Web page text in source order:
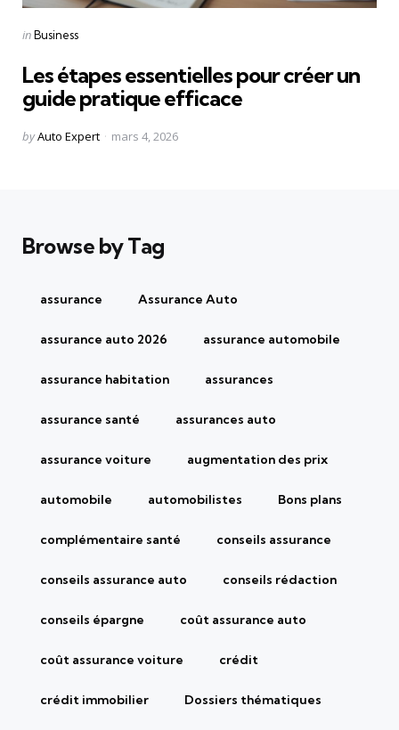
Categories
Posted
inBusiness
Les étapes essentielles pour créer un
guide pratique efficace
Posted
byAuto Expert mars 4, 2026
Browse by Tag
assurance Assurance Auto
assurance auto 2026 assurance automobile
assurance habitation assurances
assurance santé assurances auto
assurance voiture augmentation des prix
automobile automobilistes Bons plans
complémentaire santé conseils assurance
conseils assurance auto conseils rédaction
conseils épargne coût assurance auto
coût assurance voiture crédit
crédit immobilier Dossiers thématiques